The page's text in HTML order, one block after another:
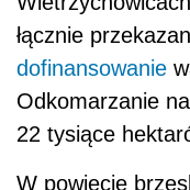
łącznie
dofinansowanie
Odkomarzanie
22 tysiące
W powiecie